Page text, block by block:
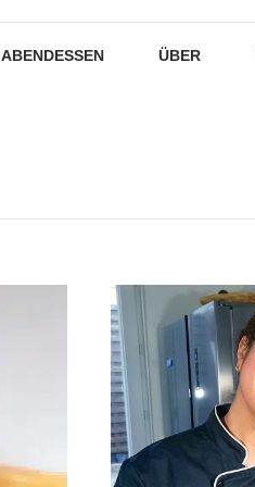
ABENDESSEN ÜBER